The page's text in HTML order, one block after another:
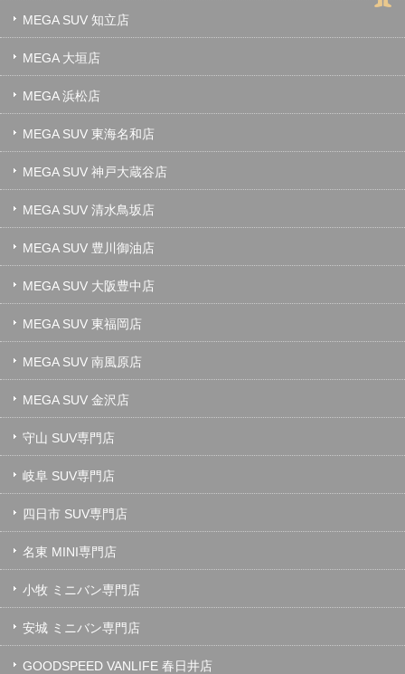
MEGA SUV 知立店
MEGA 大垣店
MEGA 浜松店
MEGA SUV 東海名和店
MEGA SUV 神戸大蔵谷店
MEGA SUV 清水鳥坂店
MEGA SUV 豊川御油店
MEGA SUV 大阪豊中店
MEGA SUV 東福岡店
MEGA SUV 南風原店
MEGA SUV 金沢店
守山 SUV専門店
岐阜 SUV専門店
四日市 SUV専門店
名東 MINI専門店
小牧 ミニバン専門店
安城 ミニバン専門店
GOODSPEED VANLIFE 春日井店